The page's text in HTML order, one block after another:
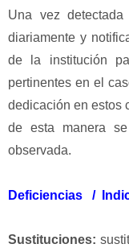
Una vez
diariamente y
de la institución
pertinentes en el
dedicación en estos
de esta manera
observada.
Deficiencias /
Sustituciones: s